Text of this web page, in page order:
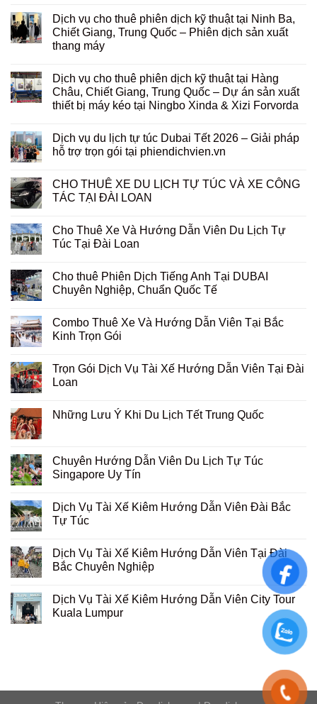
Dịch vụ cho thuê phiên dịch kỹ thuật tại Ninh Ba,
Chiết Giang, Trung Quốc – Phiên dịch sản xuất
thang máy
Dịch vụ cho thuê phiên dịch kỹ thuật tại Hàng
Châu, Chiết Giang, Trung Quốc – Dự án sản xuất
thiết bị máy kéo tại Ningbo Xinda & Xizi Forvorda
Dịch vụ du lịch tự túc Dubai Tết 2026 – Giải pháp
hỗ trợ trọn gói tại phiendichvien.vn
CHO THUÊ XE DU LỊCH TỰ TÚC VÀ XE CÔNG
TÁC TẠI ĐÀI LOAN
Cho Thuê Xe Và Hướng Dẫn Viên Du Lịch Tự
Túc Tại Đài Loan
Cho thuê Phiên Dịch Tiếng Anh Tại DUBAI
Chuyên Nghiệp, Chuẩn Quốc Tế
Combo Thuê Xe Và Hướng Dẫn Viên Tại Bắc
Kinh Trọn Gói
Trọn Gói Dịch Vụ Tài Xế Hướng Dẫn Viên Tại Đài
Loan
Những Lưu Ý Khi Du Lịch Tết Trung Quốc
Chuyên Hướng Dẫn Viên Du Lịch Tự Túc
Singapore Uy Tín
Dịch Vụ Tài Xế Kiêm Hướng Dẫn Viên Đài Bắc
Tự Túc
Dịch Vụ Tài Xế Kiêm Hướng Dẫn Viên Tại Đài
Bắc Chuyên Nghiệp
Dịch Vụ Tài Xế Kiêm Hướng Dẫn Viên City Tour
Kuala Lumpur